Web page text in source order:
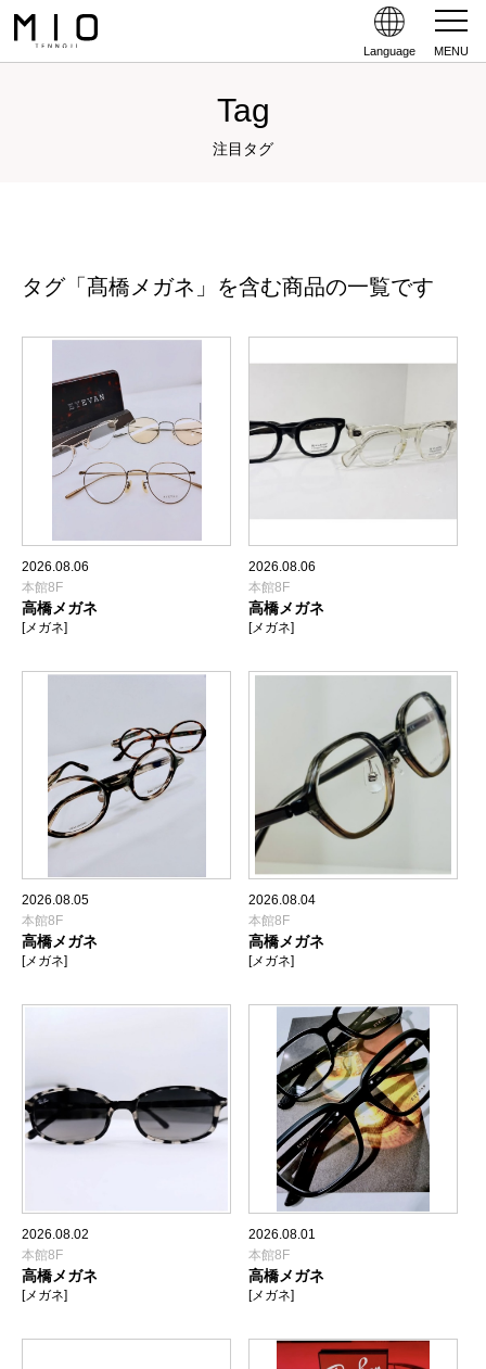
Language MENU
Tag
注目タグ
タグ「髙橋メガネ」を含む商品の一覧です
2026.08.06
本館8F
高橋メガネ
[メガネ]
2026.08.06
本館8F
高橋メガネ
[メガネ]
2026.08.05
本館8F
高橋メガネ
[メガネ]
2026.08.04
本館8F
高橋メガネ
[メガネ]
2026.08.02
本館8F
高橋メガネ
[メガネ]
2026.08.01
本館8F
高橋メガネ
[メガネ]